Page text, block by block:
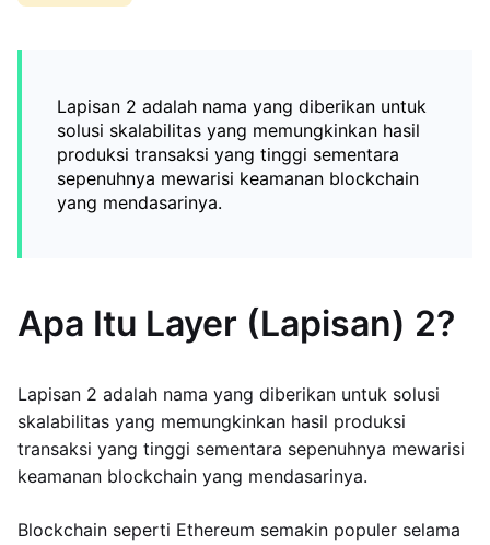
Lapisan 2 adalah nama yang diberikan untuk
solusi skalabilitas yang memungkinkan hasil
produksi transaksi yang tinggi sementara
sepenuhnya mewarisi keamanan blockchain
yang mendasarinya.
Apa Itu Layer (Lapisan) 2?
Lapisan 2 adalah nama yang diberikan untuk solusi
skalabilitas yang memungkinkan hasil produksi
transaksi yang tinggi sementara sepenuhnya mewarisi
keamanan blockchain yang mendasarinya.
Blockchain seperti Ethereum semakin populer selama